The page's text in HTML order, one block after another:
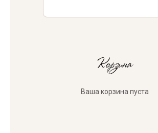
Корзина
Ваша корзина пуста